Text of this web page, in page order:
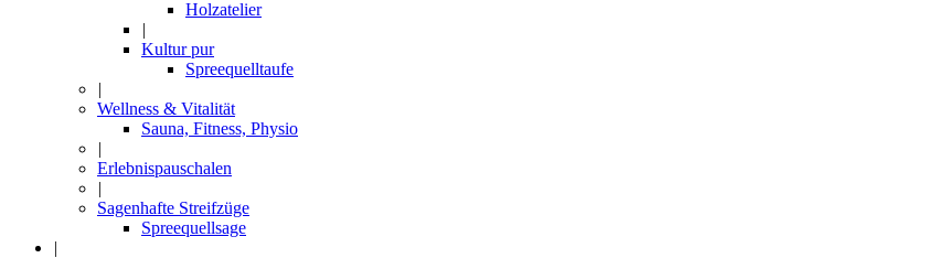
Holzatelier
|
Kultur pur
Spreequelltaufe
|
Wellness & Vitalität
Sauna, Fitness, Physio
|
Erlebnispauschalen
|
Sagenhafte Streifzüge
Spreequellsage
|